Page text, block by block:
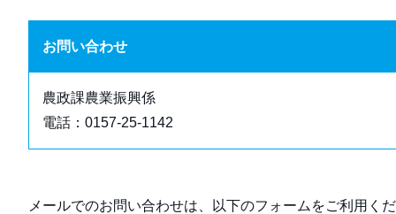
お問い合わせ
農政課農業振興係
電話：0157-25-1142
メールでのお問い合わせは、以下のフォームをご利用く